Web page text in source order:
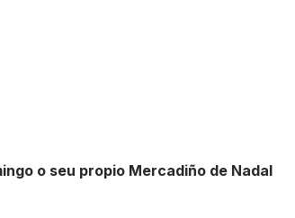
o seu propio Mercadiño de Nadal